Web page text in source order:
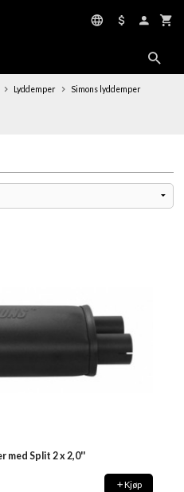
Lyddemper Simons lyddemper
med Split 2 x 2,0''
Kjøp